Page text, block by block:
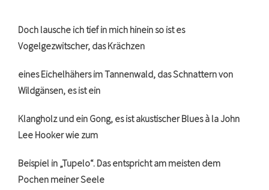
Doch lausche ich tief in mich hinein so ist es
Vogelgezwitscher, das Krächzen
eines Eichelhähers im Tannenwald, das Schnattern von
Wildgänsen, es ist ein
Klangholz und ein Gong, es ist akustischer Blues à la John
Lee Hooker wie zum
Beispiel in „Tupelo“. Das entspricht am meisten dem
Pochen meiner Seele